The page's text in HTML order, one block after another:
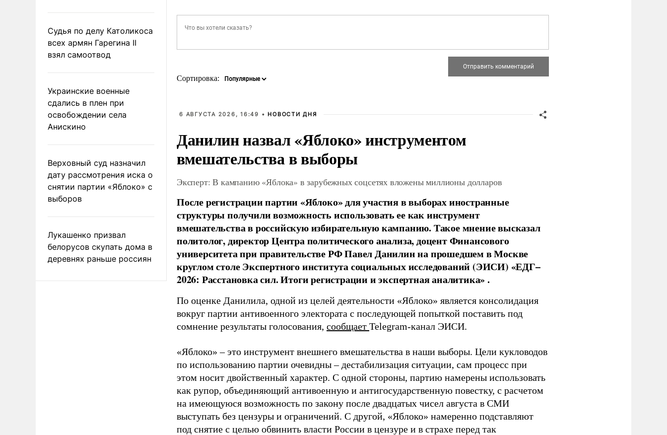
Судья по делу Католикоса
всех армян Гарегина II
взял самоотвод
Украинские военные
сдались в плен при
освобождении села
Анискино
Верховный суд назначил
дату рассмотрения иска о
снятии партии «Яблоко» с
выборов
Лукашенко призвал
белорусов скупать дома в
деревнях раньше россиян
Сортировка:
6 АВГУСТА 2026, 16:49 • НОВОСТИ ДНЯ
Данилин назвал «Яблоко» инструментом
вмешательства в выборы
Эксперт: В кампанию «Яблока» в зарубежных соцсетях вложены миллионы долларов
После регистрации партии «Яблоко» для участия в выборах иностранные
структуры получили возможность использовать ее как инструмент
вмешательства в российскую избирательную кампанию. Такое мнение высказал
политолог, директор Центра политического анализа, доцент Финансового
университета при правительстве РФ Павел Данилин на прошедшем в Москве
круглом столе Экспертного института социальных исследований (ЭИСИ) «ЕДГ–
2026: Расстановка сил. Итоги регистрации и экспертная аналитика» .
По оценке Данилила, одной из целей деятельности «Яблоко» является консолидация
вокруг партии антивоенного электората с последующей попыткой поставить под
сомнение результаты голосования, сообщает Telegram-канал ЭИСИ.
«Яблоко» – это инструмент внешнего вмешательства в наши выборы. Цели кукловодов
по использованию партии очевидны – дестабилизация ситуации, сам процесс при
этом носит двойственный характер. С одной стороны, партию намерены использовать
как рупор, объединяющий антивоенную и антигосударственную повестку, с расчетом
на имеющуюся возможность по закону после двадцатых чисел августа в СМИ
выступать без цензуры и ограничений. С другой, «Яблоко» намеренно подставляют
под снятие с целью обвинить власти России в цензуре и в страхе перед так